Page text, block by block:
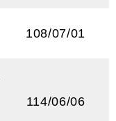
108/07/01
114/06/06